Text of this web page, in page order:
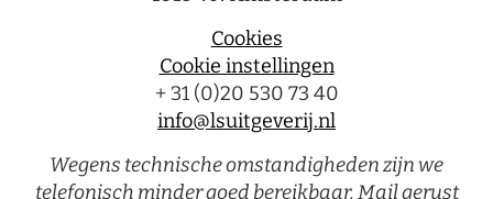
Cookies
Cookie instellingen
+ 31 (0)20 530 73 40
info@lsuitgeverij.nl
Wegens technische omstandigheden zijn we
telefonisch minder goed bereikbaar. Mail gerust